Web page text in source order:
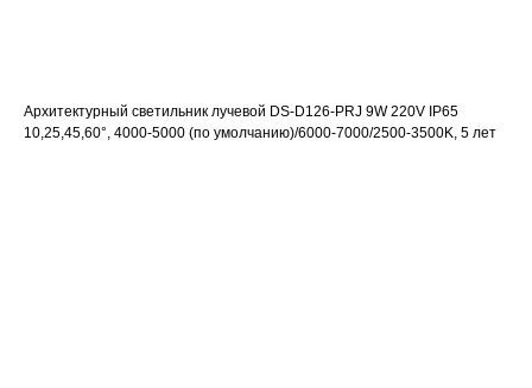
Архитектурный светильник лучевой DS-D126-PRJ 9W 220V IP65
10,25,45,60°, 4000-5000 (по умолчанию)/6000-7000/2500-3500K, 5 лет